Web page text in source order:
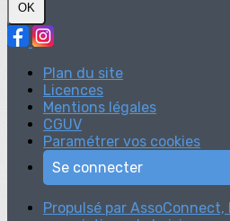
OK
Plan du site
Licences
Mentions légales
CGUV
Paramétrer vos cookies
Se connecter
Propulsé par